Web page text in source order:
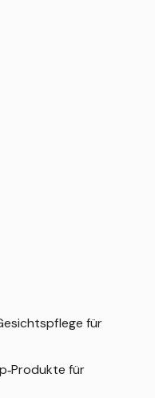
für
für